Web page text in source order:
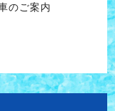
のご案内